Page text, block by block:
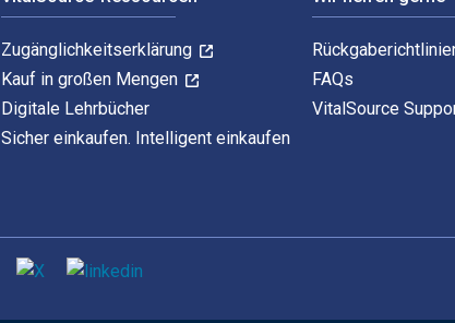
Zugänglichkeitserklärung
Kauf in großen Mengen
Digitale Lehrbücher
Sicher einkaufen. Intelligent einkaufen
FAQs
VitalSource